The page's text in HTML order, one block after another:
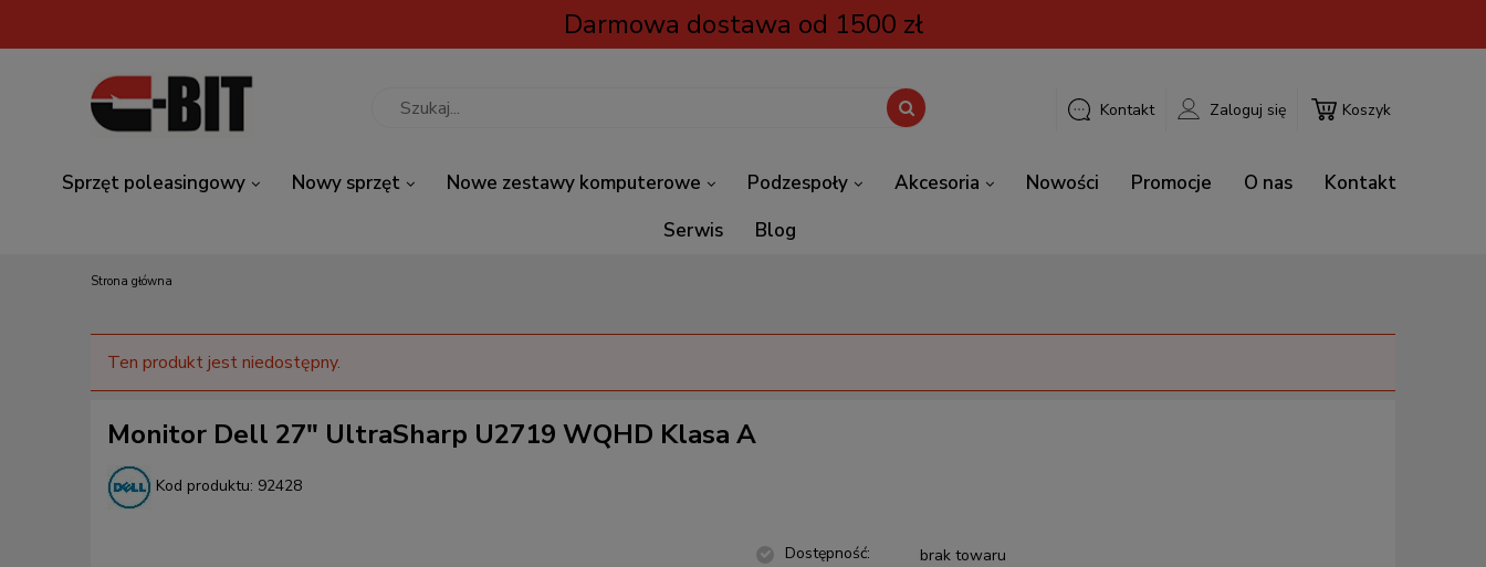
Darmowa dostawa od 1500 zł
Koszyk
Kontakt Zaloguj się
Sprzęt poleasingowy Nowy sprzęt Nowe zestawy komputerowe Podzespoły Akcesoria Nowości Promocje O nas
Kontakt
Serwis
Blog
Strona główna
Ten produkt jest niedostępny.
Monitor Dell 27" UltraSharp U2719 WQHD Klasa A
Kod produktu: 92428
Dostępność: brak towaru